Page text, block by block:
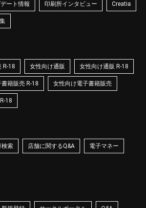
ート情報 印刷所インタビュー Creatia
R-18 女性向け通販 女性向け通販 R-18
書籍販売 R-18 女性向け電子書籍販売
18
検索 店舗に関するQ&A 電子マネー